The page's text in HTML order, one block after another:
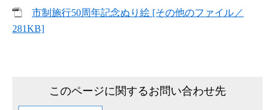
市制施行50周年記念ぬり絵 [その他のファイル／
281KB]
このページに関するお問い合わせ先